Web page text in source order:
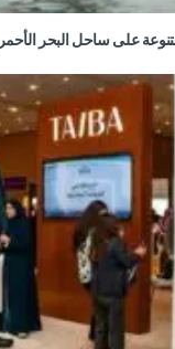
على ساحل البحر الأحمر